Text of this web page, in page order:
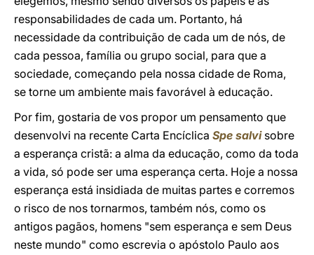
responsabilidades de cada um. Portanto, há
necessidade da contribuição de cada um de nós, de
cada pessoa, família ou grupo social, para que a
sociedade, começando pela nossa cidade de Roma,
se torne um ambiente mais favorável à educação.
Por fim, gostaria de vos propor um pensamento que
desenvolvi na recente Carta Encíclica Spe salvisobre
a esperança cristã: a alma da educação, como da toda
a vida, só pode ser uma esperança certa. Hoje a nossa
esperança está insidiada de muitas partes e corremos
o risco de nos tornarmos, também nós, como os
antigos pagãos, homens "sem esperança e sem Deus
neste mundo" como escrevia o apóstolo Paulo aos